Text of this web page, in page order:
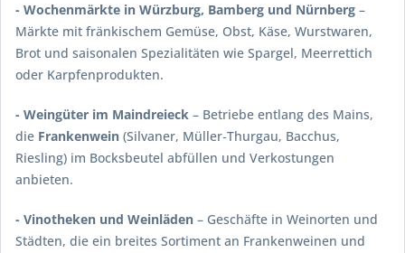
- Wochenmärkte in Würzburg, Bamberg und Nürnberg –
Märkte mit fränkischem Gemüse, Obst, Käse, Wurstwaren,
Brot und saisonalen Spezialitäten wie Spargel, Meerrettich
oder Karpfenprodukten.
- Weingüter im Maindreieck – Betriebe entlang des Mains,
die Frankenwein (Silvaner, Müller‑Thurgau, Bacchus,
Riesling) im Bocksbeutel abfüllen und Verkostungen
anbieten.
- Vinotheken und Weinläden – Geschäfte in Weinorten und
Städten, die ein breites Sortiment an Frankenweinen und